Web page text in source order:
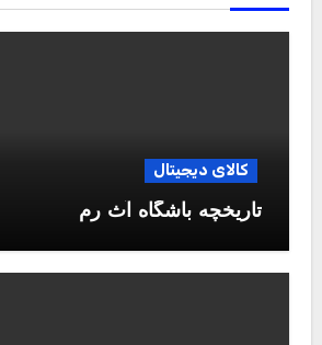
کالای دیجیتال
تاریخچه باشگاه آث رم